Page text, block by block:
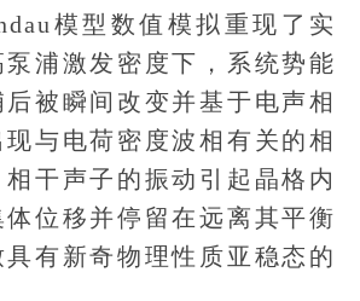
模型数值模拟重现了实
浦激发密度下，系统势能
被瞬间改变并基于电声相
与电荷密度波相有关的相
干声子的振动引起晶格内
位移并停留在远离其平衡
有新奇物理性质亚稳态的